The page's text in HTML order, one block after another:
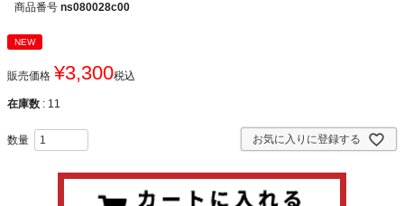
商品番号 ns080028c00
NEW
販売価格 ¥3,300税込
在庫数 11
お気に入りに登録する